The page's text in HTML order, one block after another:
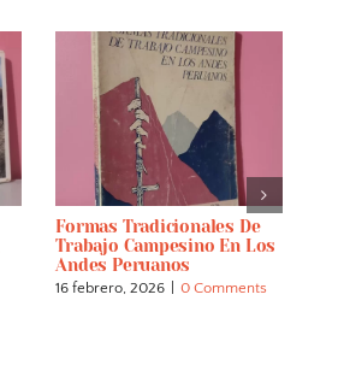
Formas Tradicionales De
Trabajo Campesino En Los
Andes Peruanos
16 febrero, 2026 0 Comments